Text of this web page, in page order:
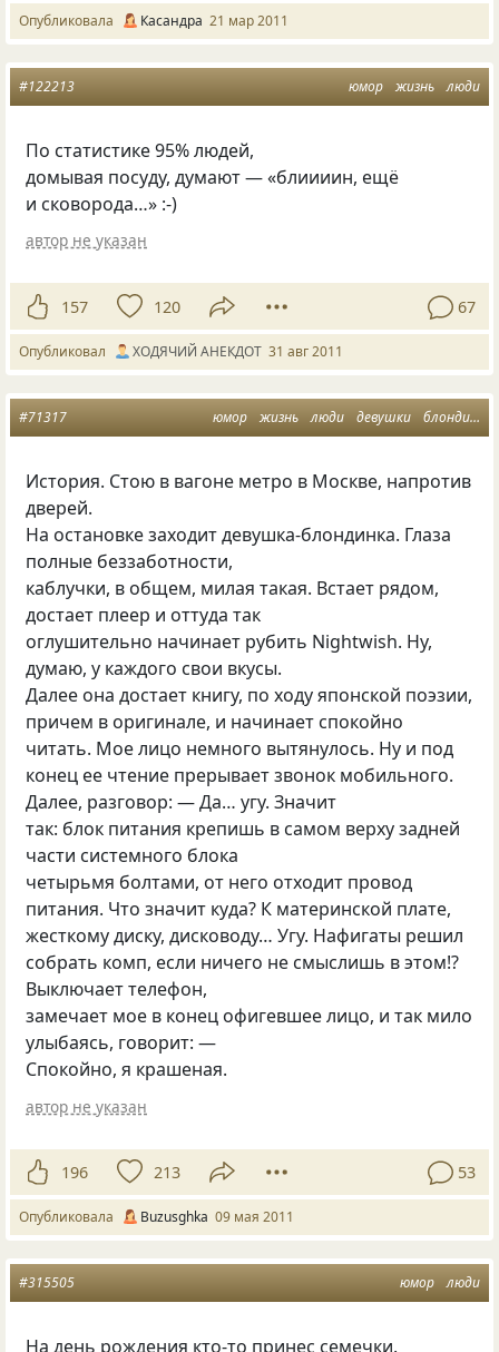
Опубликовала Касандра 21 мар 2011
юмор жизнь люди
#122213
По статистике 95% людей,
домывая посуду, думают — «блиииин, ещё
и сковорода…» :-)
автор не указан
157 120 67
Опубликовал ХОДЯЧИЙ АНЕКДОТ 31 авг 2011
юмор жизнь люди девушки блондини
#71317
История. Стою в вагоне метро в Москве, напротив
дверей.
На остановке заходит девушка-блондинка. Глаза
полные беззаботности,
каблучки, в общем, милая такая. Встает рядом,
достает плеер и оттуда так
оглушительно начинает рубить Nightwish. Ну,
думаю, у каждого свои вкусы.
Далее она достает книгу, по ходу японской поэзии,
причем в оригинале, и начинает спокойно
читать. Мое лицо немного вытянулось. Ну и под
конец ее чтение прерывает звонок мобильного.
Далее, разговор: — Да… угу. Значит
так: блок питания крепишь в самом верху задней
части системного блока
четырьмя болтами, от него отходит провод
питания. Что значит куда? К материнской плате,
жесткому диску, дисководу… Угу. Нафигаты решил
собрать комп, если ничего не смыслишь в этом!?
Выключает телефон,
замечает мое в конец офигевшее лицо, и так мило
улыбаясь, говорит: —
Спокойно, я крашеная.
автор не указан
196 213 53
Опубликовала Buzusghka 09 мая 2011
юмор люди
#315505
На день рождения кто-то принес семечки.